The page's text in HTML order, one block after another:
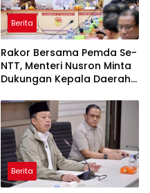
Berita
Rakor Bersama Pemda Se-
NTT, Menteri Nusron Minta
Dukungan Kepala Daerah
Layanan Pertanahan
Berita